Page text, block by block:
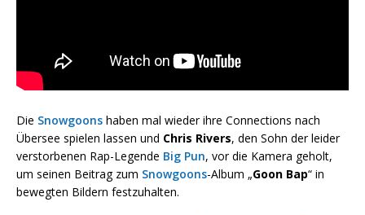
Die Snowgoons haben mal wieder ihre Connections nach
Übersee spielen lassen und Chris Rivers, den Sohn der leider
verstorbenen Rap-Legende Big Pun, vor die Kamera geholt,
um seinen Beitrag zum Snowgoons-Album „Goon Bap“ in
bewegten Bildern festzuhalten.